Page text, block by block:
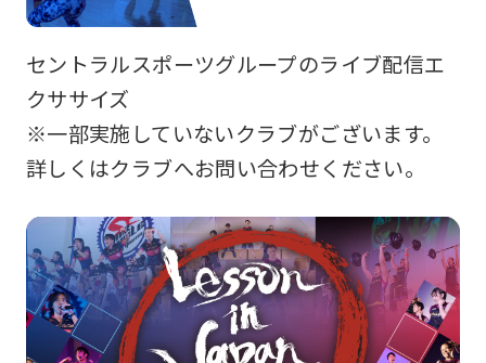
セントラルスポーツグループのライブ配信エ
クササイズ
※一部実施していないクラブがございます。
詳しくはクラブへお問い合わせください。